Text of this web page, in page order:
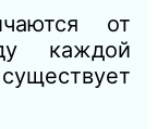
от
каждой